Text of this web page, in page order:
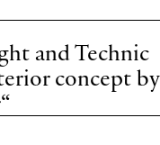
and Technic
concept by